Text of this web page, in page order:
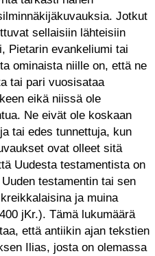
Jotkut
sellaisiin lähteisiin
Pietarin evankeliumi tai
ominaista niille on, että ne
tai pari vuosisataa
eikä niissä ole
Ne eivät ole koskaan
tai edes tunnettuja, kun
ovat olleet sitä
Uudesta testamentista on
testamentin tai sen
ja muina
jKr.). Tämä lukumäärä
että antiikin ajan tekstien
Ilias, josta on olemassa